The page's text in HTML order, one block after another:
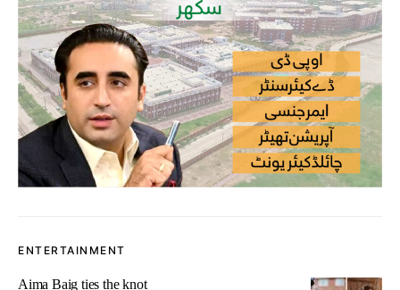
ENTERTAINMENT
Aima Baig ties the knot